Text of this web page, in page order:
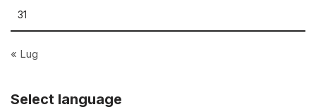
31
« Lug
Select language